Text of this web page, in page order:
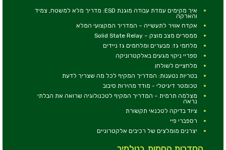
איך מקימים עמדת עבודה מוגנת ESD: מדריך מלא למשטח, צמיד
והארקה
אקדח אוויר לתעשייה – המדריך המקצועי המלא
ממסרים מצב מוצק – Solid State Relay
מלחמי גז: מבערים ומלחמים גז ניידים
ספריי ניקוי מגעים באלקטרוניקה
מלחציים לשולחן
בטריות נטענות: המדריך המקיף לכל מה שצריך לדעת
טכומטר דיגיטלי - מודד מהירות סיבוב
מצלמה תרמית – המדריך המקיף לטכנולוגיה שרואה את הבלתי
נראה
ציוד בדיקה לטכנאי תקשורת
רספברי פיי
יצרנים מומלצים של רכיבים אלקטרוניים